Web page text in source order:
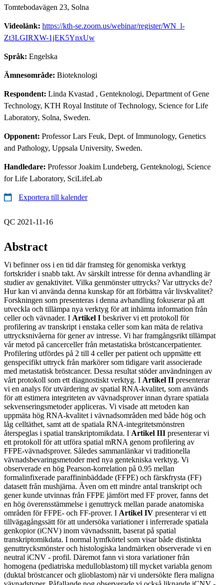
Tomtebodavägen 23, Solna
Videolänk: https://kth-se.zoom.us/webinar/register/WN_l-
Zt3LGIRXW-1jEK5YnxUw
Språk: Engelska
Ämnesområde: Bioteknologi
Respondent: Linda Kvastad , Genteknologi, Department of Gene
Technology, KTH Royal Institute of Technology, Science for Life
Laboratory, Solna, Sweden.
Opponent: Professor Lars Feuk, Dept. of Immunology, Genetics
and Pathology, Uppsala University, Sweden.
Handledare: Professor Joakim Lundeberg, Genteknologi, Science
for Life Laboratory, SciLifeLab
Exportera till kalender
QC 2021-11-16
Abstract
Vi befinner oss i en tid där framsteg för genomiska verktyg
fortskrider i snabb takt. Av särskilt intresse för denna avhandling är
studier av genaktivitet. Vilka genmönster uttrycks? Var uttrycks de?
Hur kan vi använda denna kunskap för att förbättra vår livskvalitet?
Forskningen som presenteras i denna avhandling fokuserar på att
utveckla och tillämpa nya verktyg för att inhämta information från
celler och vävnader. I Artikel I beskriver vi ett protokoll för
profilering av transkript i enstaka celler som kan mäta de relativa
uttrycksnivåerna för gener av intresse. Vi har framgångsrikt tillämpat
vår metod på cancerceller från metastatiska bröstcancerpatienter.
Profilering utfördes på 2 till 4 celler per patient och uppmätte ett
genspecifikt uttryck från markörer som tidigare varit associerade
med metastatisk bröstcancer. Dessa resultat stöder användningen av
vårt protokoll som ett diagnostiskt verktyg. I Artikel II presenterar
vi en analys för utvärdering av spatial RNA-kvalitet, som används
för att estimera integriteten av vävnadsprover innan dyrare spatiala
sekvenseringsmetoder appliceras. Vi visade att metoden kan
uppmäta hög RNA-kvalitet i vävnadsområden med både hög och
låg celltäthet, samt att de spatiala RNA-integritetsmönstren
återspeglas i spatial transkriptomikdata. I Artikel III presenterar vi
ett protokoll för att utföra spatial mRNA genom profilering av
FFPE-vävnadsprover. Således sammanlänkar vi traditionella
vävnadsbevaringsmetoder med nya gentekniska verktyg. Vi
observerade en hög Pearson-korrelation på 0.95 mellan
formalinfixerade paraffininbäddade (FFPE) och färskfrysta (FF)
datasett från mushjärna. Även om ett mindre antal transkript och
gener kunde utvinnas från FFPE jämfört med FF prover, fanns det
en hög överensstämmelse i genuttryck mellan parade anatomiska
områden för FFPE- och FF-prover. I Artikel IV presenterar vi ett
tillvägagångssätt för att undersöka variationer i inferrerade spatiala
genkopior (iCNV) inom vävnadssnitt, baserat på spatial
transkriptomikdata. I normal lymfkörtel som visar både distinkta
genuttrycksmönster och histologiska landmärken observerade vi en
neutral iCNV - profil. Däremot fann vi stora variationer från
homogena (pediatriska medulloblastom) till mycket variabla genom
(duktal bröstcancer och glioblastom) när vi undersökte flera maligna